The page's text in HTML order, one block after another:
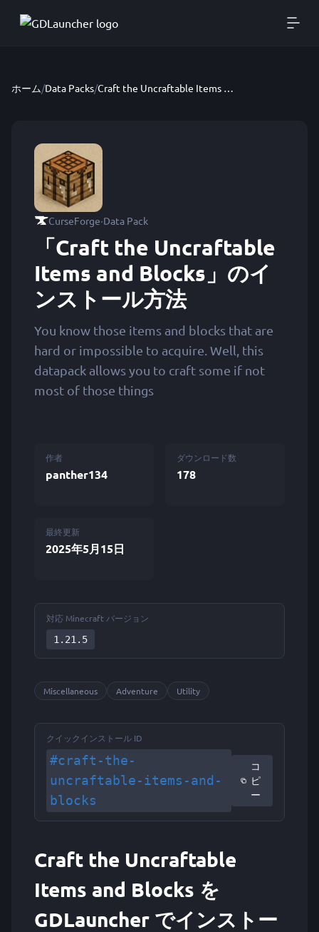
ホーム/Data Packs/ Craft the Uncraftable Items and Blocks
CurseForge·Data Pack
「Craft the Uncraftable
Items and Blocks」のイ
ンストール方法
You know those items and blocks that are
hard or impossible to acquire. Well, this
datapack allows you to craft some if not
most of those things
作者
panther134
ダウンロード数
178
最終更新
2025年5月15日
対応 Minecraft バージョン
1.21.5
Miscellaneous Adventure Utility
クイックインストール ID
#craft-the-
uncraftable-items-and-
blocks
コ
ピ
ー
Craft the Uncraftable
Items and Blocks を
GDLauncher でインストー